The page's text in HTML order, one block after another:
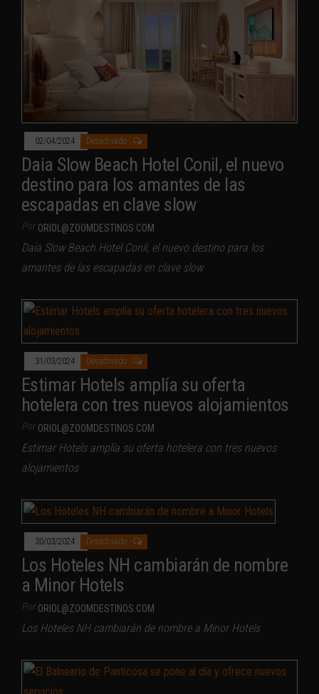
02/04/2024 Desactivado
Daia Slow Beach Hotel Conil, el nuevo
destino para los amantes de las
escapadas en clave slow
Por ORIOL@ZOOMDESTINOS.COM
Daia Slow Beach Hotel Conil, el nuevo destino para los
amantes de las escapadas en clave slow
31/03/2024 Desactivado
Estimar Hotels amplía su oferta
hotelera con tres nuevos alojamientos
Por ORIOL@ZOOMDESTINOS.COM
Estimar Hotels amplía su oferta hotelera con tres nuevos
alojamientos
30/03/2024 Desactivado
Los Hoteles NH cambiarán de nombre
a Minor Hotels
Por ORIOL@ZOOMDESTINOS.COM
Los Hoteles NH cambiarán de nombre a Minor Hotels